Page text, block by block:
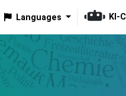
Languages KI-